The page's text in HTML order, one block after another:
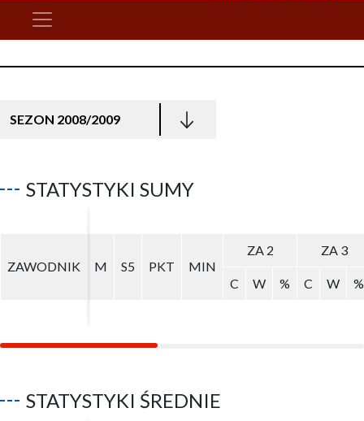
SEZON 2008/2009
STATYSTYKI SUMY
ZAWODNIK M S5 PKT MIN
ZA 2 ZA 3
C W % C W %
ZAWODNIK M S5 PKT MIN
ZA 2 ZA 3
C W % C W %
STATYSTYKI ŚREDNIE